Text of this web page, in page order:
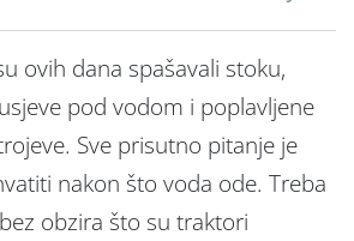
ovih dana spašavali stoku,
pod vodom i poplavljene
Sve prisutno pitanje je
nakon što voda ode. Treba
obzira što su traktori